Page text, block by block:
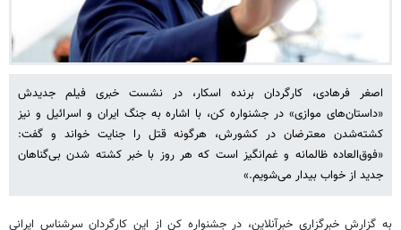
اصغر فرهادی، کارگردان برنده اسکار، در نشست خبری فیلم جدیدش
«داستان‌های موازی» در جشنواره کن، با اشاره به جنگ ایران و اسرائیل و نیز
کشته‌شدن معترضان در کشورش، هرگونه قتل را جنایت خواند و گفت:
«فوق‌العاده ظالمانه و غم‌انگیز است که هر روز با خبر کشته شدن بی‌گناهان
جدید از خواب بیدار می‌شویم.»
به گزارش خبرگزاری خبرآنلاین، در جشنواره کن از این کارگردان سرشناس ایرانی